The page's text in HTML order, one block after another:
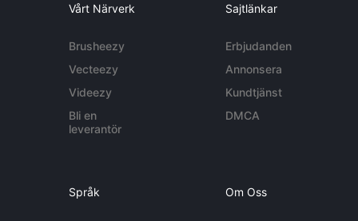
Vårt Närverk
Brusheezy
Vecteezy
Videezy
Bli en
leverantör
Sajtlänkar
Erbjudanden
Annonsera
Kundtjänst
DMCA
Språk Om Oss